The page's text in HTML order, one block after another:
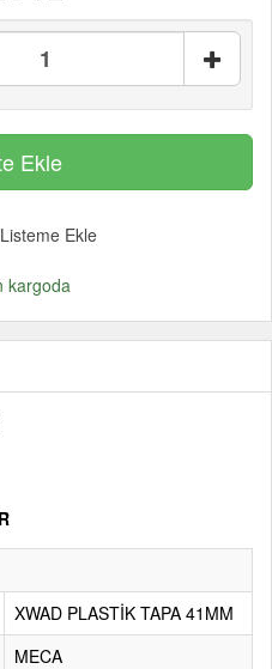
Ekle
kargoda
XWAD PLASTİK TAPA 41MM
MECA